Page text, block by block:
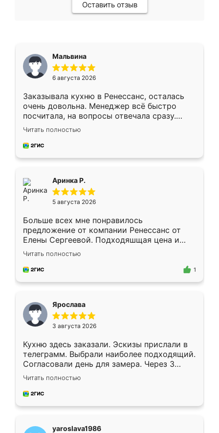
Оставить отзыв
Мальвина
6 августа 2026
Заказывала кухню в Ренессанс, осталась
очень довольна. Менеджер всё быстро
посчитала, на вопросы отвечала сразу.
Замерщик приехал в субботу, подошёл к
делу со всей ответственностью. Собрали
за день, ребята работали аккуратно, даже
Читать полностью
Аринка Р.
5 августа 2026
Больше всех мне понравилось
предложение от компании Ренессанс от
Елены Сергеевой. Подходяшщая цена и
короткие сроки изготовления. Приехавший
для замера сотрудник Владислав
предложил по моему эскизу самый
Читать полностью
1
Ярослава
3 августа 2026
Кухню здесь заказали. Эскизы прислали в
телеграмм. Выбрали наиболее подходящий.
Согласовали день для замера. Через 3
недели кухня была уже готова. Остались
довольны работой. Спасибо Ренессанс
мебель за качественную работу!
Читать полностью
yaroslava1986